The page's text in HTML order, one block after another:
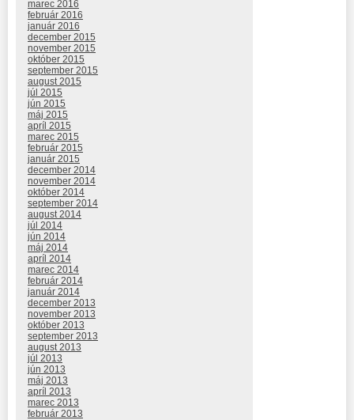
marec 2016
február 2016
január 2016
december 2015
november 2015
október 2015
september 2015
august 2015
júl 2015
jún 2015
máj 2015
apríl 2015
marec 2015
február 2015
január 2015
december 2014
november 2014
október 2014
september 2014
august 2014
júl 2014
jún 2014
máj 2014
apríl 2014
marec 2014
február 2014
január 2014
december 2013
november 2013
október 2013
september 2013
august 2013
júl 2013
jún 2013
máj 2013
apríl 2013
marec 2013
február 2013